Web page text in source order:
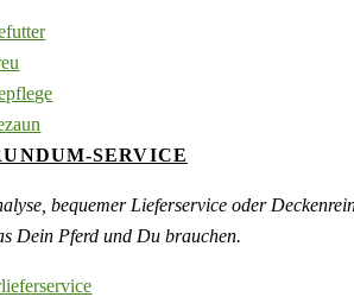
SERVICE
bequemer Lieferservice oder
Dein Pferd und Du brauchen.